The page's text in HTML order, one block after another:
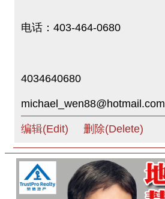
电话：403-464-0680
4034640680
michael_wen88@hotmail.com
编辑(Edit) 删除(Delete)